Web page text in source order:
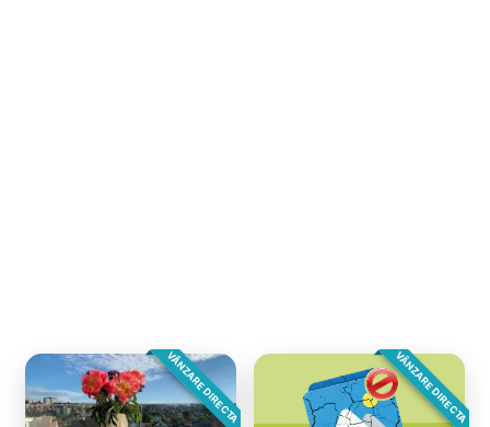
VÂNZARE DIRECTA VÂNZARE DIRECTA